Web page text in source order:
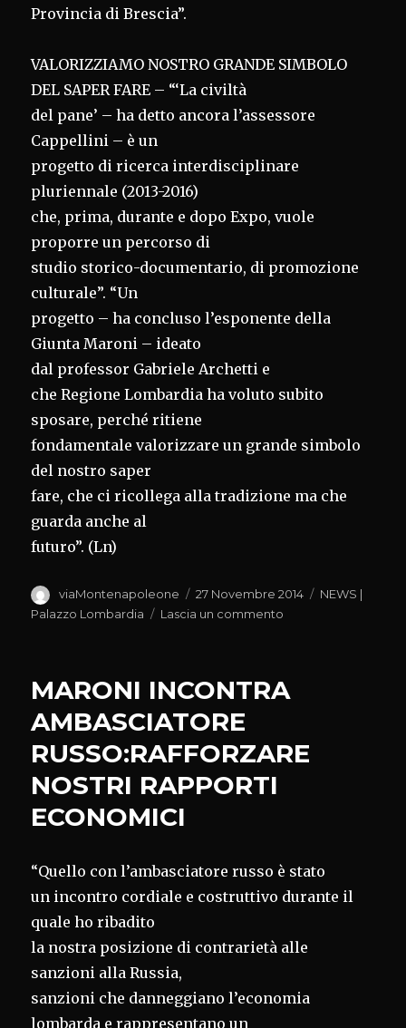
Provincia di Brescia”.
VALORIZZIAMO NOSTRO GRANDE SIMBOLO
DEL SAPER FARE – “‘La civiltà
del pane’ – ha detto ancora l’assessore
Cappellini – è un
progetto di ricerca interdisciplinare
pluriennale (2013-2016)
che, prima, durante e dopo Expo, vuole
proporre un percorso di
studio storico-documentario, di promozione
culturale”. “Un
progetto – ha concluso l’esponente della
Giunta Maroni – ideato
dal professor Gabriele Archetti e
che Regione Lombardia ha voluto subito
sposare, perché ritiene
fondamentale valorizzare un grande simbolo
del nostro saper
fare, che ci ricollega alla tradizione ma che
guarda anche al
futuro”. (Ln)
Autore
viaMontenapoleone
Pubblicato
il
27 Novembre 2014 Categorie
NEWS |
Palazzo Lombardia
Lascia un commento
6
GRANDE
EVENTO
MARONI INCONTRA
AMBASCIATORE
RUSSO:RAFFORZARE
NOSTRI RAPPORTI
ECONOMICI
“Quello con l’ambasciatore russo è stato
un incontro cordiale e costruttivo durante il
quale ho ribadito
la nostra posizione di contrarietà alle
sanzioni alla Russia,
sanzioni che danneggiano l’economia
lombarda e rappresentano un